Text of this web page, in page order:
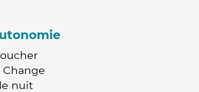
nuit